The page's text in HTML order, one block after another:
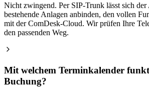
Nicht zwingend. Per SIP-Trunk lässt sich der
bestehende Anlagen anbinden, den vollen
mit der ComDesk-Cloud. Wir prüfen Ihre
den passenden Weg.
Mit welchem Terminkalender
Buchung?